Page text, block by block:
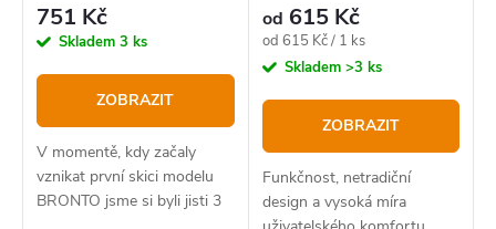
751 Kč
Skladem 3 ks
ZOBRAZIT
V momentě, kdy začaly
vznikat první skici modelu
BRONTO jsme si byli jisti 3
od 615 Kč
Měrná
cena:
od 615 Kč / 1 ks
Skladem >3 ks
ZOBRAZIT
Funkčnost, netradiční
design a vysoká míra